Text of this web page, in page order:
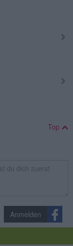
Top
Anmelden